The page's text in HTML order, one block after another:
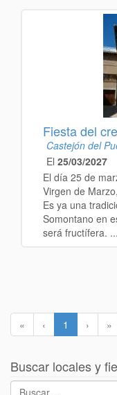
Fiesta del
Castejón del
El 25/03/2027
El día 25 de
Virgen de
Es ya una
Somontano en
será fructífera. ...
« ‹ 1 › »
Buscar locales y